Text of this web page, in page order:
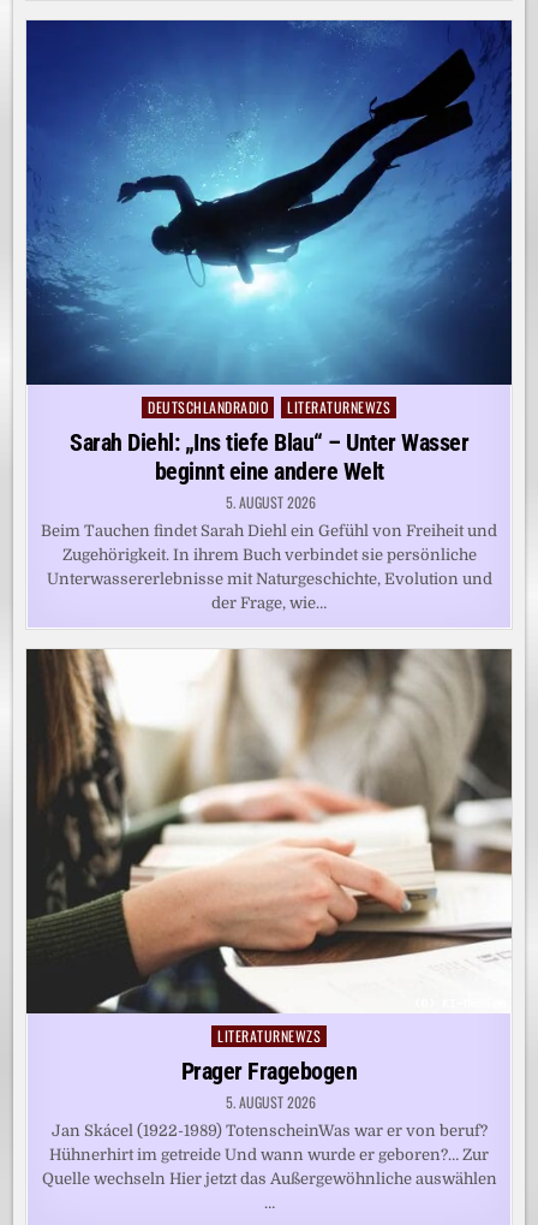
Posted
in
DEUTSCHLANDRADIO LITERATURNEWZS
Sarah Diehl: „Ins tiefe Blau“ – Unter Wasser
beginnt eine andere Welt
5. AUGUST 2026
Beim Tauchen findet Sarah Diehl ein Gefühl von Freiheit und
Zugehörigkeit. In ihrem Buch verbindet sie persönliche
Unterwassererlebnisse mit Naturgeschichte, Evolution und
der Frage, wie…
Posted
LITERATURNEWZS
Prager Fragebogen
5. AUGUST 2026
Jan Skácel (1922-1989) TotenscheinWas war er von beruf?
Hühnerhirt im getreide Und wann wurde er geboren?… Zur
Quelle wechseln Hier jetzt das Außergewöhnliche auswählen
…